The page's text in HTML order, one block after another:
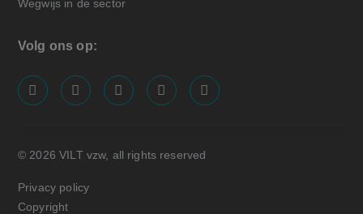
Wegwijs in de sector
Volg ons op:
screenreader.visit us on our facebook page: https://
screenreader.visit us on our linkedin page:
screenreader.visit us on our
screenreader.visit us on our x
screenreader.visit us on
© 2026 VILT vzw, all rights reserved
Privacy policy
Copyright